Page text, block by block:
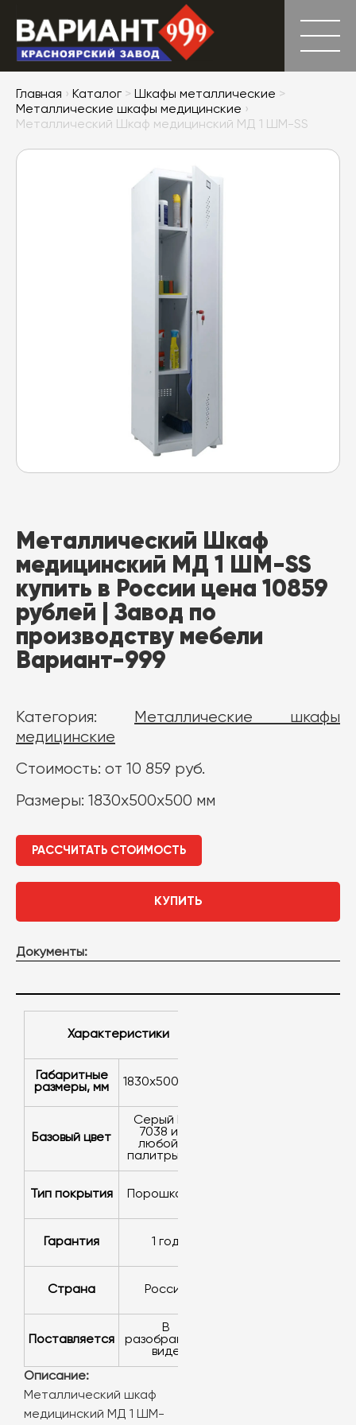
Главная › Каталог > Шкафы металлические >
Металлические шкафы медицинские ›
Металлический Шкаф медицинский МД 1 ШМ-SS
Металлический Шкаф
медицинский МД 1 ШМ-SS
купить в России цена 10859
рублей | Завод по
производству мебели
Вариант-999
Категория:
Металлические шкафы
медицинские
Стоимость: от 10 859 руб.
Размеры: 1830х500х500 мм
РАССЧИТАТЬ СТОИМОСТЬ
КУПИТЬ
Документы:
характеристики
размеры, мм
1830х500х500
Базовый цвет
серый RAL
7038 или
любой из
палитры RAL
Тип покрытия порошковое
Гарантия 1 год
Страна Россия
Поставляется
в
разобранном
виде
Описание:
Металлический шкаф
медицинский МД 1 ШМ-